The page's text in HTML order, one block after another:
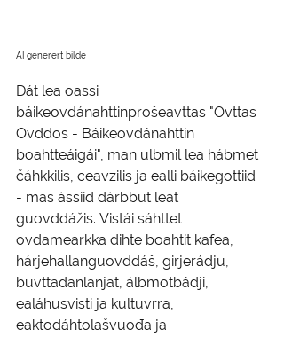
AI generert bilde
Dát lea oassi
báikeovdánahttinprošeavttas "Ovttas
Ovddos - Báikeovdánahttin
boahtteáigái", man ulbmil lea hábmet
čáhkkilis, ceavzilis ja ealli báikegottiid
- mas ássiid dárbbut leat
guovddážis. Vistái sáhttet
ovdamearkka dihte boahtit kafea,
hárjehallanguovddáš, girjerádju,
buvttadanlanjat, álbmotbádji,
ealáhusvisti ja kultuvrra,
eaktodáhtolašvuođa ja